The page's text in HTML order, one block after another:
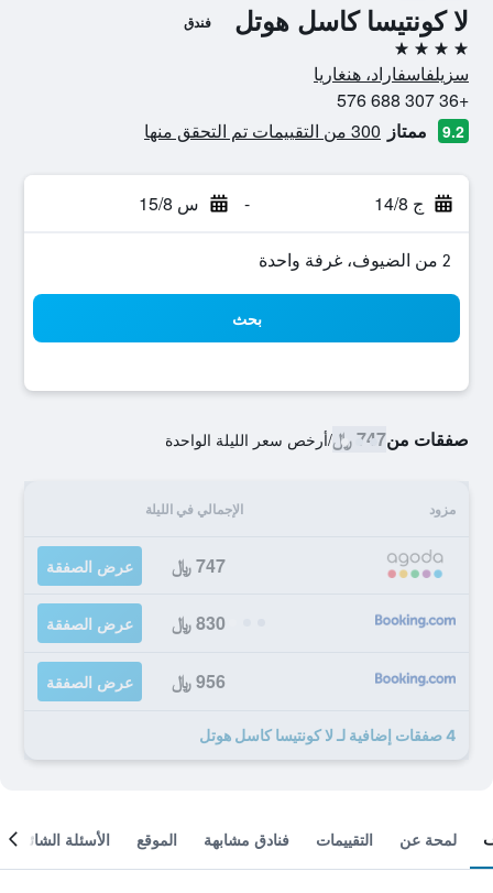
لا كونتيسا كاسل هوتل فندق
4 نجوم
سزيلفاسفاراد، هنغاريا
+36 307 688 576
9.2 ممتاز 300 من التقييمات تم التحقق منها
ج 14/8 - س 15/8
2 من الضيوف، غرفة واحدة
بحث
صفقات من747 ﷼ /أرخص سعر الليلة الواحدة
مزود الإجمالي في الليلة
747 ﷼ عرض الصفقة
830 ﷼ عرض الصفقة
956 ﷼ عرض الصفقة
4 صفقات إضافية لـ لا كونتيسا كاسل هوتل
لمحة عن التقييمات فنادق مشابهة الموقع الأسئلة الشائعة